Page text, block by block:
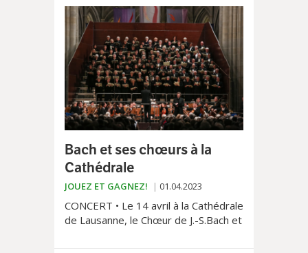
Bach et ses chœurs à la
Cathédrale
JOUEZ ET GAGNEZ! 01.04.2023
CONCERT • Le 14 avril à la Cathédrale
de Lausanne, le Chœur de J.-S.Bach et